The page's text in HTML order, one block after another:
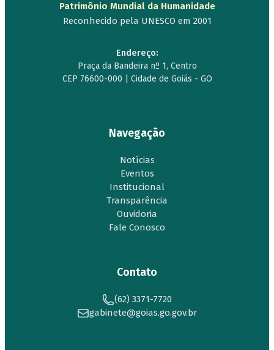
Patrimônio Mundial da Humanidade
Reconhecido pela UNESCO em 2001
Endereço:
Praça da Bandeira nº 1, Centro
CEP 76600-000 | Cidade de Goiás - GO
Navegação
Notícias
Eventos
Institucional
Transparência
Ouvidoria
Fale Conosco
Contato
(62) 3371-7720
gabinete@goias.go.gov.br